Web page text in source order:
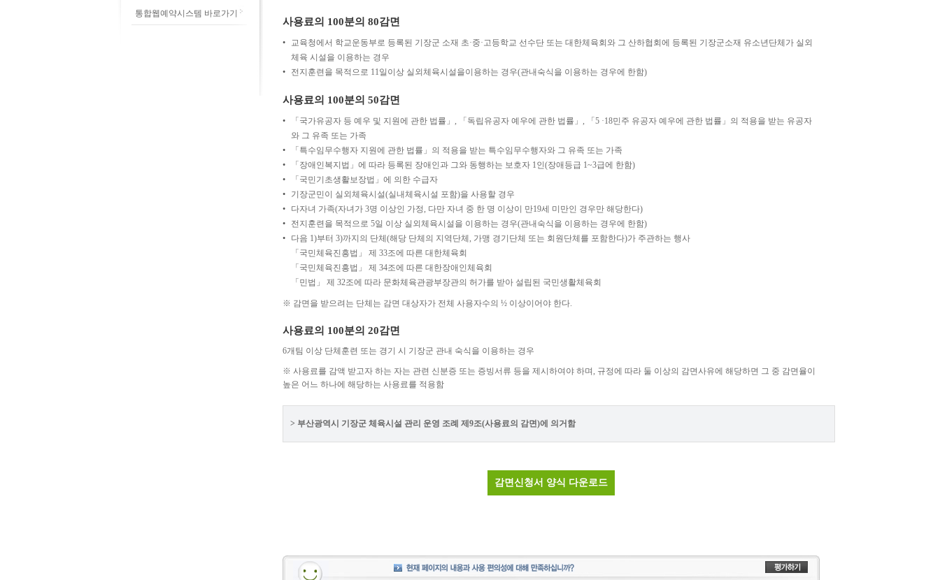
통합웹예약시스템 바로가기
사용료의 100분의 80감면
교육청에서 학교운동부로 등록된 기장군 소재 초·중·고등학교 선수단 또는 대한체육회와 그 산하협회에 등록된 기장군소재 유소년단체가 실외
체육 시설을 이용하는 경우
전지훈련을 목적으로 11일이상 실외체육시설을이용하는 경우(관내숙식을 이용하는 경우에 한함)
사용료의 100분의 50감면
「국가유공자 등 예우 및 지원에 관한 법률」, 「독립유공자 예우에 관한 법률」, 「5 ·18민주 유공자 예우에 관한 법률」의 적용을 받는 유공자
와 그 유족 또는 가족
「특수임무수행자 지원에 관한 법률」의 적용을 받는 특수임무수행자와 그 유족 또는 가족
「장애인복지법」에 따라 등록된 장애인과 그와 동행하는 보호자 1인(장애등급 1~3급에 한함)
「국민기초생활보장법」에 의한 수급자
기장군민이 실외체육시설(실내체육시설 포함)을 사용할 경우
다자녀 가족(자녀가 3명 이상인 가정, 다만 자녀 중 한 명 이상이 만19세 미만인 경우만 해당한다)
전지훈련을 목적으로 5일 이상 실외체육시설을 이용하는 경우(관내숙식을 이용하는 경우에 한함)
다음 1)부터 3)까지의 단체(해당 단체의 지역단체, 가맹 경기단체 또는 회원단체를 포함한다)가 주관하는 행사
「국민체육진흥법」 제 33조에 따른 대한체육회
「국민체육진흥법」 제 34조에 따른 대한장애인체육회
「민법」 제 32조에 따라 문화체육관광부장관의 허가를 받아 설립된 국민생활체육회
※ 감면을 받으려는 단체는 감면 대상자가 전체 사용자수의 ½ 이상이어야 한다.
사용료의 100분의 20감면
6개팀 이상 단체훈련 또는 경기 시 기장군 관내 숙식을 이용하는 경우
※ 사용료를 감액 받고자 하는 자는 관련 신분증 또는 증빙서류 등을 제시하여야 하며, 규정에 따라 둘 이상의 감면사유에 해당하면 그 중 감면율이
높은 어느 하나에 해당하는 사용료를 적용함
> 부산광역시 기장군 체육시설 관리 운영 조례 제9조(사용료의 감면)에 의거함
감면신청서 양식 다운로드